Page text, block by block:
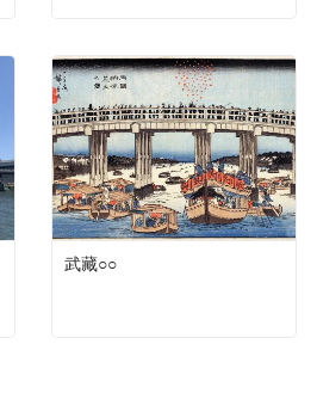
武藏○○